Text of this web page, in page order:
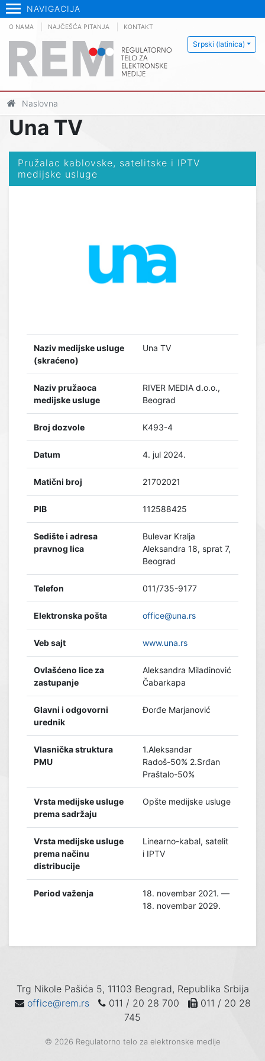
NAVIGACIJA
Srpski (latinica)
O NAMA NAJČEŠĆA PITANJA KONTAKT
Naslovna
Una TV
Pružalac kablovske, satelitske i IPTV
medijske usluge
Naziv medijske usluge
(skraćeno)
Una TV
Naziv pružaoca
medijske usluge
RIVER MEDIA d.o.o.,
Beograd
Broj dozvole K493-4
Datum 4. jul 2024.
Matični broj 21702021
PIB 112588425
Sedište i adresa
pravnog lica
Bulevar Kralja
Aleksandra 18, sprat 7,
Beograd
Telefon 011/735-9177
Elektronska pošta office@una.rs
Veb sajt www.una.rs
Ovlašćeno lice za
zastupanje
Aleksandra Miladinović
Čabarkapa
Glavni i odgovorni
urednik
Đorđe Marjanović
Vlasnička struktura
PMU
1.Aleksandar
Radoš-50% 2.Srđan
Praštalo-50%
Vrsta medijske usluge
prema sadržaju
Opšte medijske usluge
Vrsta medijske usluge
prema načinu
distribucije
Linearno-kabal, satelit
i IPTV
Period važenja
18. novembar 2021. —
18. novembar 2029.
Trg Nikole Pašića 5, 11103 Beograd, Republika Srbija
office@rem.rs
011 / 20 28 700
011 / 20 28
745
© 2026 Regulatorno telo za elektronske medije